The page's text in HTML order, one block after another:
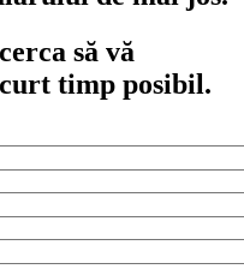
să vă
timp posibil.